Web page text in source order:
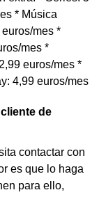
* Música
mes *
mes *
euros/mes *
4,99 euros/mes
de
contactar con
es que lo haga
para ello,